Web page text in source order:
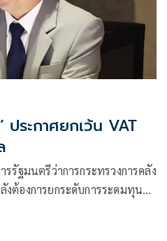
ประกาศยกเว้น VAT
รัฐมนตรีว่าการกระทรวงการคลัง
ต้องการยกระดับการระดมทุน